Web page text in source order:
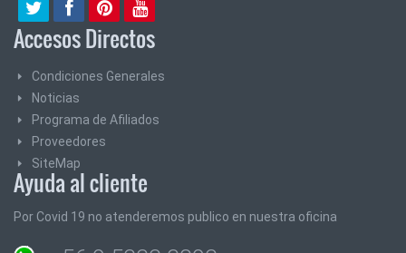
Accesos Directos
Condiciones Generales
Noticias
Programa de Afiliados
Proveedores
SiteMap
Ayuda al cliente
Por Covid 19 no atenderemos publico en nuestra oficina